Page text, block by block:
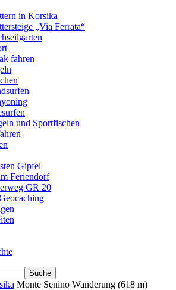
in Korsika
„Via Ferrata“
fahren
und Sportfischen
Gipfel
Feriendorf
GR 20
Monte Senino Wanderung (618 m)